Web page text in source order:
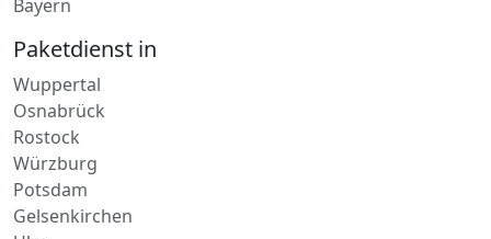
Paketdienst in
Wuppertal
Osnabrück
Rostock
Würzburg
Potsdam
Gelsenkirchen
Ulm